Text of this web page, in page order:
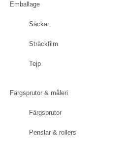
Emballage
Säckar
Sträckfilm
Tejp
Färgsprutor & måleri
Färgsprutor
Penslar & rollers